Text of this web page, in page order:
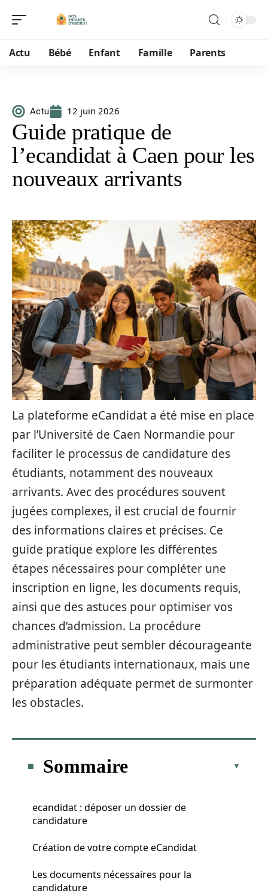
Actu Bébé Enfant Famille Parents
Actu 12 juin 2026
Guide pratique de
l’ecandidat à Caen pour les
nouveaux arrivants
La plateforme eCandidat a été mise en place
par l’Université de Caen Normandie pour
faciliter le processus de candidature des
étudiants, notamment des nouveaux
arrivants. Avec des procédures souvent
jugées complexes, il est crucial de fournir
des informations claires et précises. Ce
guide pratique explore les différentes
étapes nécessaires pour compléter une
inscription en ligne, les documents requis,
ainsi que des astuces pour optimiser vos
chances d’admission. La procédure
administrative peut sembler décourageante
pour les étudiants internationaux, mais une
préparation adéquate permet de surmonter
les obstacles.
Sommaire
ecandidat : déposer un dossier de
candidature
Création de votre compte eCandidat
Les documents nécessaires pour la
candidature